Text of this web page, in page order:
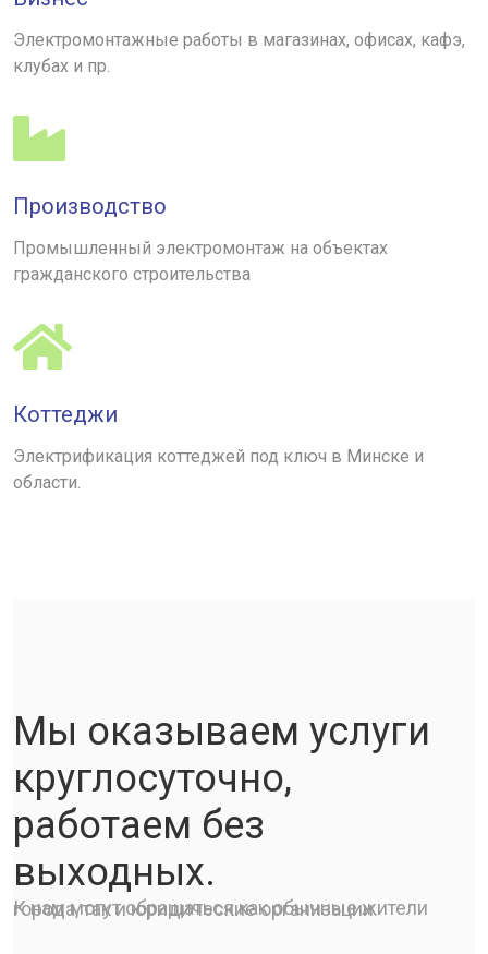
Электромонтажные работы в магазинах, офисах, кафэ,
клубах и пр.
Производство
Промышленный электромонтаж на объектах
гражданского строительства
Коттеджи
Электрификация коттеджей под ключ в Минске и
области.
Мы оказываем услуги
круглосуточно,
работаем без
выходных.
К нам могут обращаться как обычные жители города, так и юридические организации.